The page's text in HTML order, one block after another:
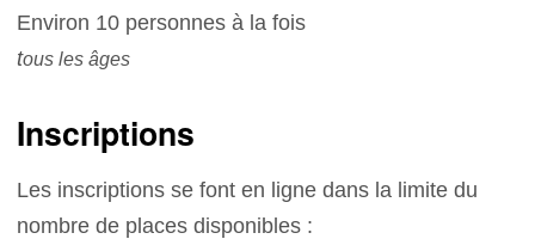
Environ 10 personnes à la fois
tous les âges
Inscriptions
Les inscriptions se font en ligne dans la limite du
nombre de places disponibles :